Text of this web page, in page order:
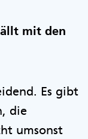
mit den
Es gibt
die
umsonst